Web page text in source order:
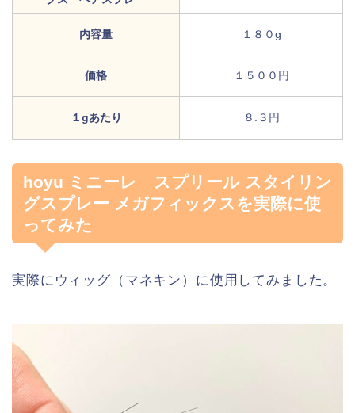
内容量 １８０g
価格 １５００円
１gあたり ８.３円
hoyu ミニーレ スプリール スタイリン
グスプレー メガフィックスを実際に使
ってみた
実際にウィッグ（マネキン）に使用してみました。